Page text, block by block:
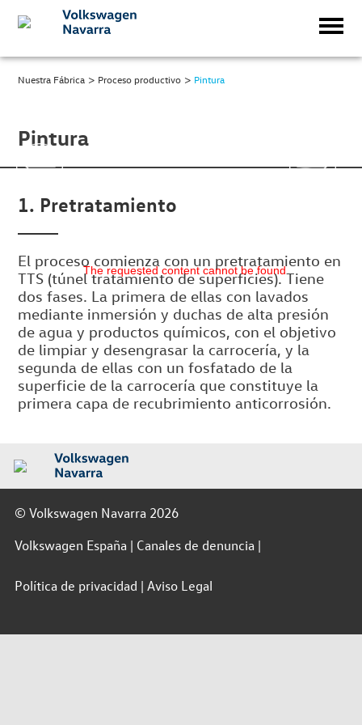
Nuestra Fábrica > Proceso productivo > Pintura
Pintura
The requested content cannot be found
1. Pretratamiento
El proceso comienza con un pretratamiento en
TTS (túnel tratamiento de superficies). Tiene
dos fases. La primera de ellas con lavados
mediante inmersión y duchas de alta presión
de agua y productos químicos, con el objetivo
de limpiar y desengrasar la carrocería, y la
segunda de ellas con un fosfatado de la
superficie de la carrocería que constituye la
primera capa de recubrimiento anticorrosión.
© Volkswagen Navarra 2026
Volkswagen España
Canales de denuncia
Política de privacidad Aviso Legal